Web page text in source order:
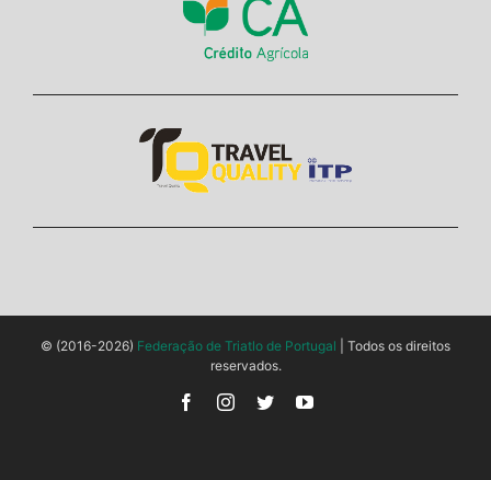
© (2016-2026) Federação de Triatlo de Portugal | Todos os direitos
reservados.
FacebookInstagram
TwitterYouTube